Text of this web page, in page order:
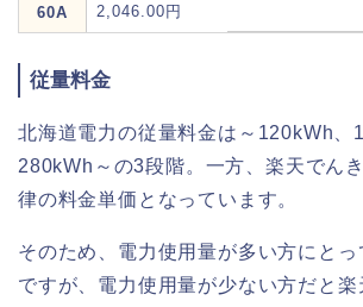
60A 2,046.00円
従量料金
北海道電力の従量料金は～120kWh、
280kWh～の3段階。一方、楽天でん
律の料金単価となっています。
そのため、電力使用量が多い方にと
ですが、電力使用量が少ない方だと楽